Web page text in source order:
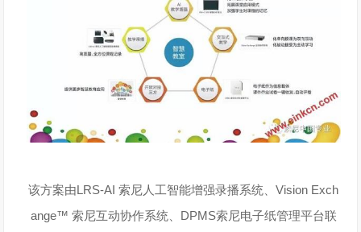
该方案由LRS-AI 索尼人工智能增强录播系统、Vision Exch
ange™ 索尼互动协作系统、DPMS索尼电子纸管理平台联